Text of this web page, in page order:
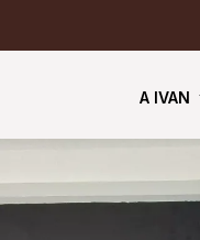
A IVAN